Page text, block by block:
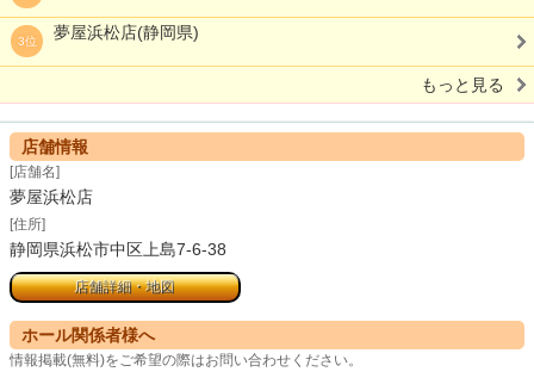
3位 夢屋浜松店(静岡県)
もっと見る
店舗情報
[店舗名]
夢屋浜松店
[住所]
静岡県浜松市中区上島7-6-38
店舗詳細・地図
ホール関係者様へ
情報掲載(無料)をご希望の際はお問い合わせください。